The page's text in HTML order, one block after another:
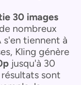
30 images
nombreux
s'en tiennent à
Kling génère
jusqu'à 30
sont